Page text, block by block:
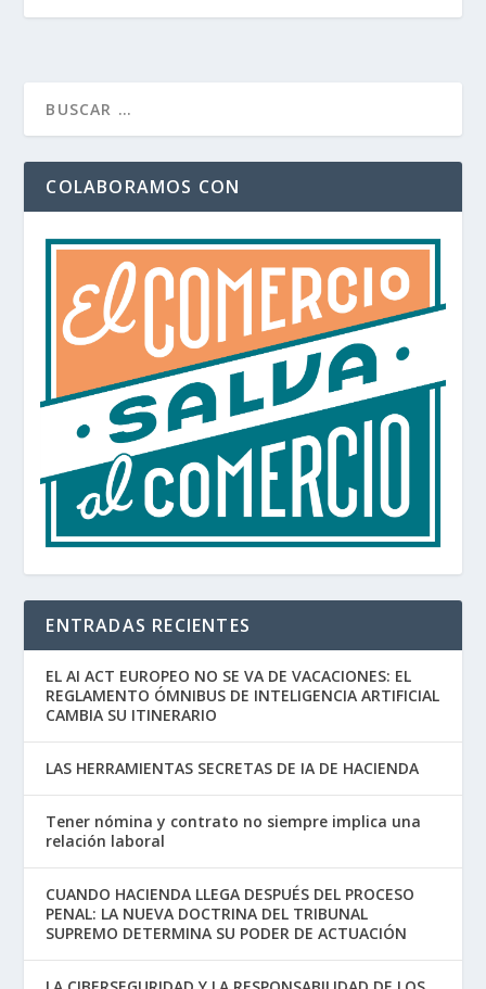
COLABORAMOS CON
ENTRADAS RECIENTES
EL AI ACT EUROPEO NO SE VA DE VACACIONES: EL
REGLAMENTO ÓMNIBUS DE INTELIGENCIA ARTIFICIAL
CAMBIA SU ITINERARIO
LAS HERRAMIENTAS SECRETAS DE IA DE HACIENDA
Tener nómina y contrato no siempre implica una
relación laboral
CUANDO HACIENDA LLEGA DESPUÉS DEL PROCESO
PENAL: LA NUEVA DOCTRINA DEL TRIBUNAL
SUPREMO DETERMINA SU PODER DE ACTUACIÓN